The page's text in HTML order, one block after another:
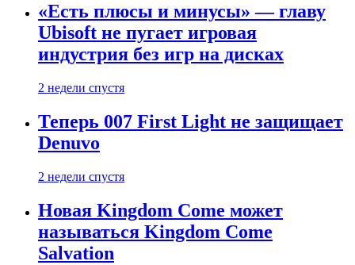
«Есть плюсы и минусы» — главу
Ubisoft не пугает игровая
индустрия без игр на дисках
2 недели спустя
Теперь 007 First Light не защищает
Denuvo
2 недели спустя
Новая Kingdom Come может
называться Kingdom Come
Salvation